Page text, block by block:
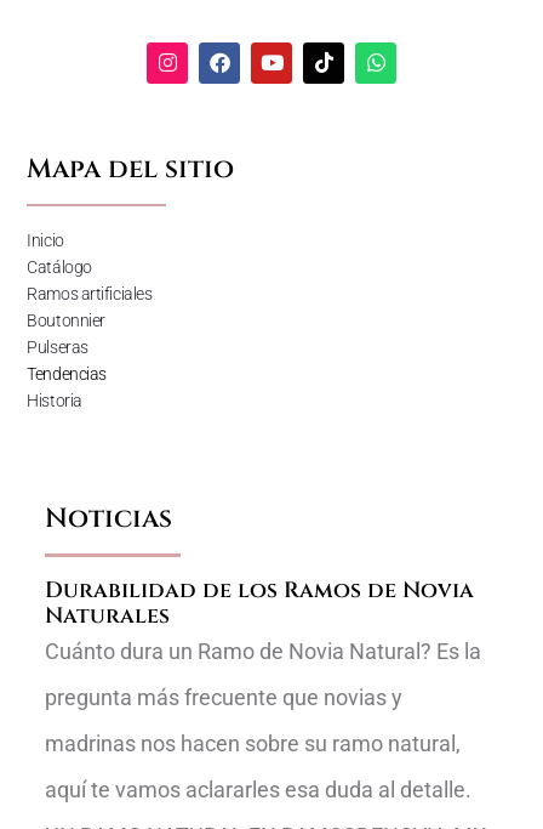
Mapa del sitio
Inicio
Catálogo
Ramos artificiales
Boutonnier
Pulseras
Tendencias
Historia
Noticias
Durabilidad de los Ramos de Novia
Naturales
Cuánto dura un Ramo de Novia Natural? Es la
pregunta más frecuente que novias y
madrinas nos hacen sobre su ramo natural,
aquí te vamos aclararles esa duda al detalle.